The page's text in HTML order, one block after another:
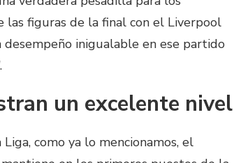
las figuras de la final con el Liverpool
inigualable en ese partido
un excelente nivel
como ya lo mencionamos, el